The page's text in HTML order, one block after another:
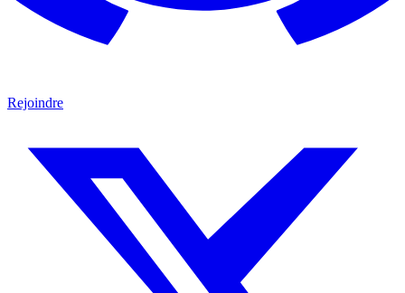
Rejoindre